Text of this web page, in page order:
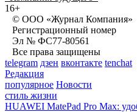
16+
© ООО «Журнал Компания»
Регистрационный номер
Эл № ФС77-80561
Все права защищены
telegram дзен вконтакте tenchat
Редакция
популярное Новости
стиль жизни
HUAWEI MatePad Pro Max: